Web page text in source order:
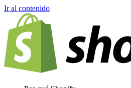
Ir al contenido